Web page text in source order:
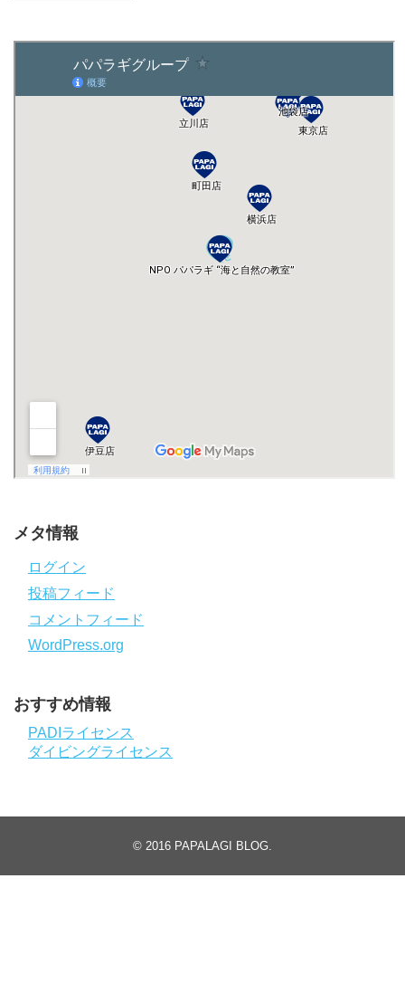
メタ情報
ログイン
投稿フィード
コメントフィード
WordPress.org
おすすめ情報
PADIライセンス
ダイビングライセンス
© 2016 PAPALAGI BLOG